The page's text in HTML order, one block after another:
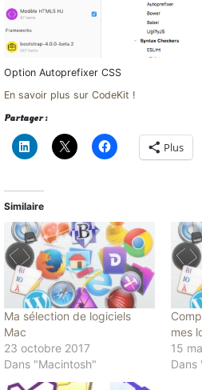
Option Autoprefixer CSS
En savoir plus sur CodeKit !
Partager :
Plus
Similaire
Ma sélection de logiciels
Mac
23 octobre 2017
Dans "Macintosh"
mes
15
Dans